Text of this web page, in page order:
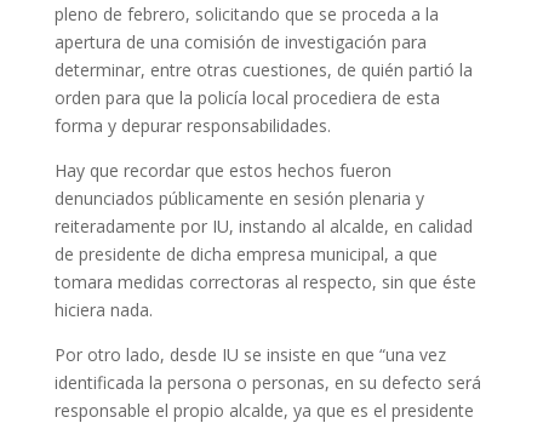
pleno de febrero, solicitando que se proceda a la
apertura de una comisión de investigación para
determinar, entre otras cuestiones, de quién partió la
orden para que la policía local procediera de esta
forma y depurar responsabilidades.
Hay que recordar que estos hechos fueron
denunciados públicamente en sesión plenaria y
reiteradamente por IU, instando al alcalde, en calidad
de presidente de dicha empresa municipal, a que
tomara medidas correctoras al respecto, sin que éste
hiciera nada.
Por otro lado, desde IU se insiste en que “una vez
identificada la persona o personas, en su defecto será
responsable el propio alcalde, ya que es el presidente